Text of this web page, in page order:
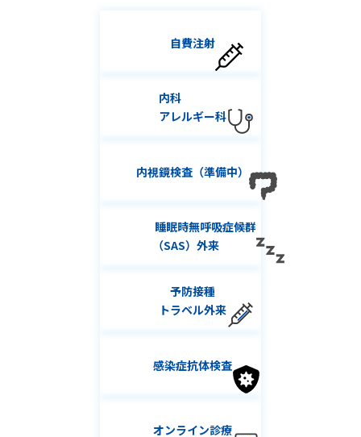
自費注射
内科
アレルギー科
内視鏡検査（準備中）
睡眠時無呼吸症候群
（SAS）外来
予防接種
トラベル外来
感染症抗体検査
オンライン診療